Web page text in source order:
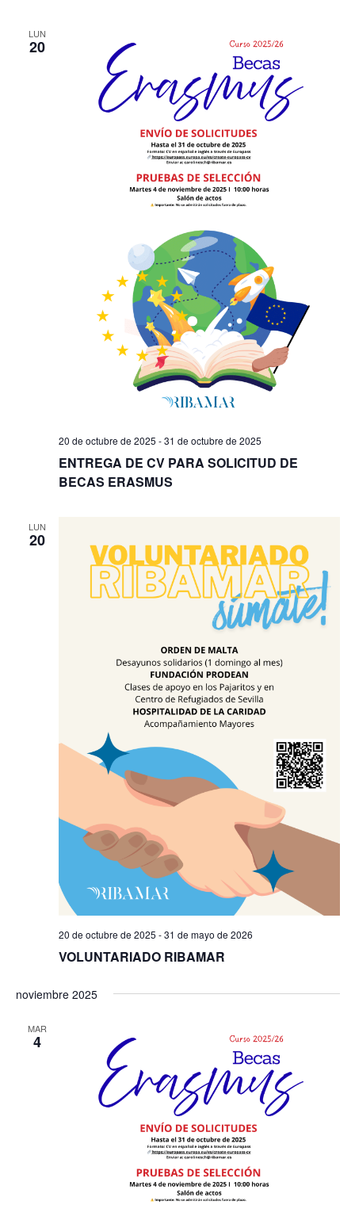
LUN
20
20 de octubre de 2025 -31 de octubre de 2025
ENTREGA DE CV PARA SOLICITUD DE
BECAS ERASMUS
LUN
20
20 de octubre de 2025 -31 de mayo de 2026
VOLUNTARIADO RIBAMAR
noviembre 2025
MAR
4